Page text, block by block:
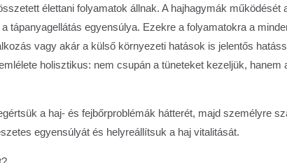
élettani folyamatok állnak. A hajhagymák működését
tápanyagellátás egyensúlya. Ezekre a folyamatokra a
vagy akár a külső környezeti hatások is jelentős
holisztikus: nem csupán a tüneteket kezeljük, hanem
a haj- és fejbőrproblémák hátterét, majd személyre
egyensúlyát és helyreállítsuk a haj vitalitását.